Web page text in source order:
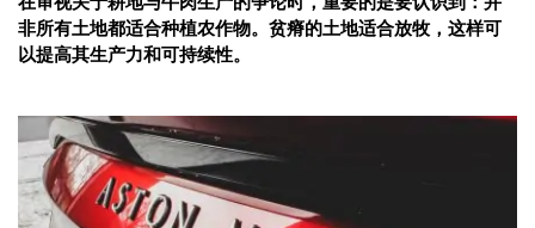
非所有土地都适合种植农作物。贫瘠的土地适合放牧，这样可
以提高其生产力和可持续性。